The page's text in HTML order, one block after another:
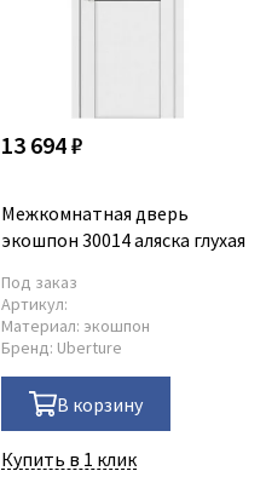
13 694 ₽
Межкомнатная дверь
экошпон 30014 аляска глухая
Под заказ
Артикул:
Материал: экошпон
Бренд: Uberture
В корзину
Купить в 1 клик